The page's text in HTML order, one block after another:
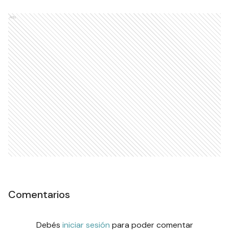
Ads
Comentarios
Debés iniciar sesión para poder comentar